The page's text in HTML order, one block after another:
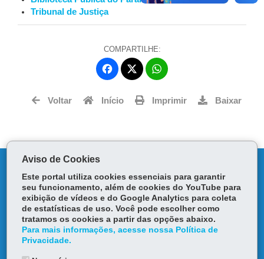
Tribunal de Justiça
COMPARTILHE:
Fa
ce
bo
itt
ts
Voltar Início Imprimir Baixar
DENUNCIE CORRUPÇÃO
OUVIDORIA
TRANSPARÊNCIA INSTITUCIONAL
Aviso de Cookies
Este portal utiliza cookies essenciais para garantir
seu funcionamento, além de cookies do YouTube para
exibição de vídeos e do Google Analytics para coleta
de estatísticas de uso. Você pode escolher como
tratamos os cookies a partir das opções abaixo.
Para mais informações, acesse nossa Política de
Privacidade.